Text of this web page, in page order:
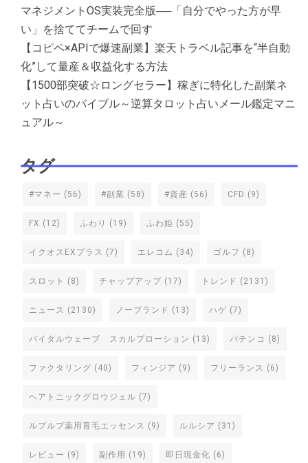
マネジメントOS実装完全版──「自分でやった方が早
い」を捨ててチームで回す
【コピペ×APIで爆速副業】楽天トラベル記事を“半自動
化”して量産＆収益化する方法
【1500部突破☆ロングセラー】稼ぎに特化した副業ネ
ット占いのバイブル～逆算タロット占いメール鑑定マニ
ュアル～
タグ
#マネー (56) #副業 (58) #資産 (56) CFD (9)
FX (12) ふわり (19) ふわ姫 (55)
イクオスEXプラス (7) エレコム (34) ゴルフ (8)
スロット (8) チャップアップ (17) トレンド (2131)
ニュース (2130) ノーブランド (13) ハゲ (7)
バイタルウェーブ スカルプローション (13) パチンコ (8)
ファクタリング (40) フィンジア (9) フリーランス (6)
ヘアトニックグロウジェル (7)
ルプルプ薬用育毛エッセンス (9) ルルシア (31)
レビュー (9) 副作用 (19) 即日現金化 (6)